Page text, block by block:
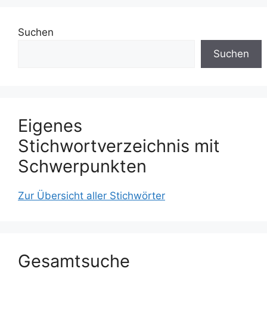
Suchen
Suchen
Eigenes
Stichwortverzeichnis mit
Schwerpunkten
Zur Übersicht aller Stichwörter
Gesamtsuche